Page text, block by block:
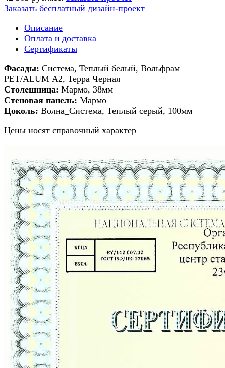
Заказать бесплатный дизайн-проект
Описание
Оплата и доставка
Сертификаты
Фасады: Система, Теплый белый, Вольфрам
РЕТ/ALUM А2, Терра Черная
Столешница: Мармо, 38мм
Стеновая панель: Мармо
Цоколь: Волна_Система, Теплый серый, 100мм
Цены носят справочный характер